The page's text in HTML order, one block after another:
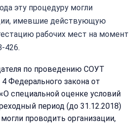
эту процедуру могли
имевшие действующую
рабочих мест на момент
426.
по проведению СОУТ
Федерального закона от
специальной оценке условий
период (до 31.12.2018)
проводить организации,